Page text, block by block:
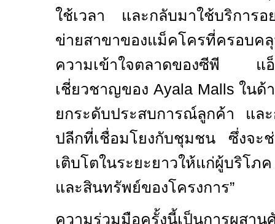
ใช้เวลา และกลับมาใช้บริการอ
ข่ายสาขาของแม็คโครที่ครอบค
ความเข้าใจตลาดของซีพี
เชี่ยวชาญของ Ayala Mallsในด้
ยกระดับประสบการณ์ลูกค้า แล
ปลีกที่เชื่อมโยงกับชุมชน ซึ่งจะ
เติบโตในระยะยาวให้แก่ผู้บริ
และสินทรัพย์ของโครงการ”
ความร่วมมือครั้งนี้เป็นการผสาน